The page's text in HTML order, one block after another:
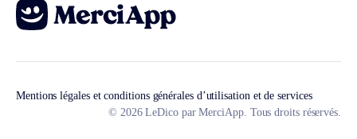
Mentions légales et conditions générales d’utilisation et de services
© 2026 LeDico par MerciApp. Tous droits réservés.